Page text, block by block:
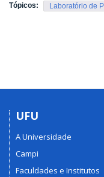
Tópicos: Laboratório de
UFU
A Universidade
Campi
Faculdades e Institutos